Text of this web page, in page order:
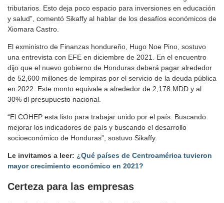
tributarios. Esto deja poco espacio para inversiones en educación
y salud”, comentó Sikaffy al hablar de los desafíos económicos de
Xiomara Castro.
El exministro de Finanzas hondureño, Hugo Noe Pino, sostuvo
una entrevista con EFE en diciembre de 2021. En el encuentro
dijo que el nuevo gobierno de Honduras deberá pagar alrededor
de 52,600 millones de lempiras por el servicio de la deuda pública
en 2022. Este monto equivale a alrededor de 2,178 MDD y al
30% dl presupuesto nacional.
“El COHEP esta listo para trabajar unido por el país. Buscando
mejorar los indicadores de país y buscando el desarrollo
socioeconómico de Honduras”, sostuvo Sikaffy.
Le invitamos a leer: ¿Qué países de Centroamérica tuvieron
mayor crecimiento económico en 2021?
Certeza para las empresas